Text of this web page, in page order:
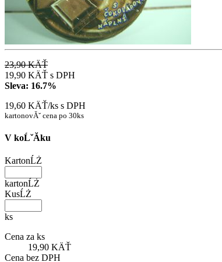
23,90 KÄŤ
19,90 KÄŤ s DPH
Sleva: 16.7%
19,60 KÄŤ/ks s DPH
kartonovĂˇ cena po 30ks
V koĹˇĂ­ku
KartonĹŻ
kartonĹŻ
KusĹŻ
ks
Cena za ks
19,90 KÄŤ
Cena bez DPH